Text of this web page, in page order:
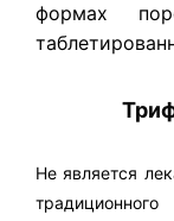
формах
Не является